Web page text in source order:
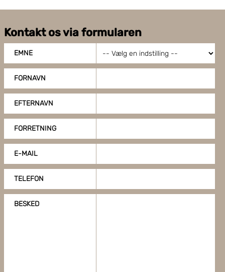
Kontakt os via formularen
EMNE
FORNAVN
EFTERNAVN
FORRETNING
E-MAIL
TELEFON
BESKED